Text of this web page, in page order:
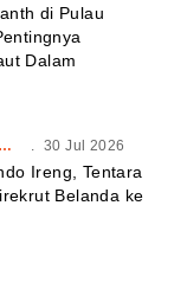
di Pulau
Dalam
INSPIRASI INDONESIA 30 Jul 2026
Ireng, Tentara
Belanda ke